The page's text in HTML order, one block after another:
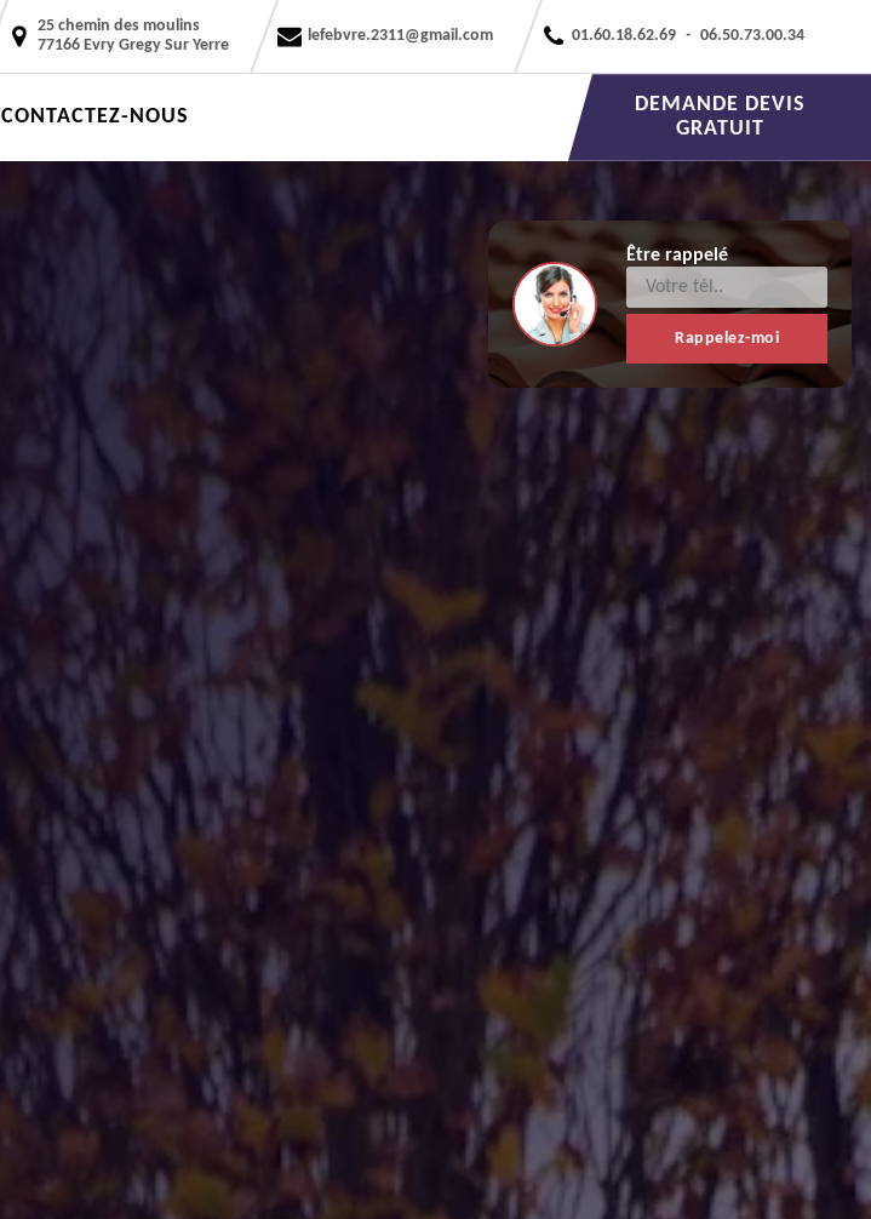
25 chemin des moulins
77166 Evry Gregy Sur Yerre
lefebvre.2311@gmail.com 01.60.18.62.69 - 06.50.73.00.34
CONTACTEZ-NOUS
DEMANDE DEVIS
GRATUIT
Être rappelé